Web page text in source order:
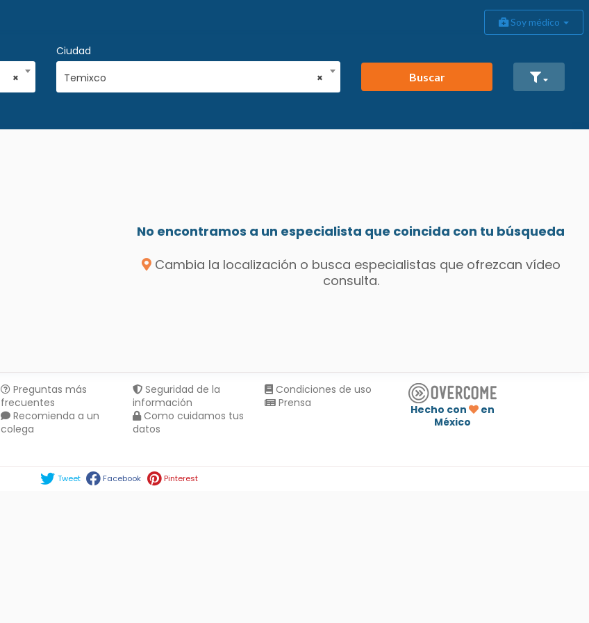
Soy médico
×
Ciudad
×
Temixco Buscar
No encontramos a un especialista que coincida con tu búsqueda
Cambia la localización o busca especialistas que ofrezcan vídeo
consulta.
Preguntas más
frecuentes
Recomienda a un
colega
Seguridad de la
información
Como cuidamos tus
datos
Condiciones de uso
Prensa
Hecho con
en
México
Tweet Facebook Pinterest